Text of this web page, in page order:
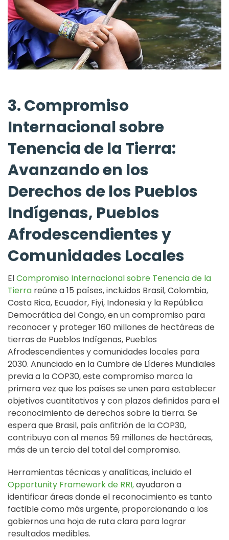
3. Compromiso
Internacional sobre
Tenencia de la Tierra:
Avanzando en los
Derechos de los Pueblos
Indígenas, Pueblos
Afrodescendientes y
Comunidades Locales
ElCompromiso Internacional sobre Tenencia de la
Tierra reúne a 15 países, incluidos Brasil, Colombia,
Costa Rica, Ecuador, Fiyi, Indonesia y la República
Democrática del Congo, en un compromiso para
reconocer y proteger 160 millones de hectáreas de
tierras de Pueblos Indígenas, Pueblos
Afrodescendientes y comunidades locales para
2030. Anunciado en la Cumbre de Líderes Mundiales
previa a la COP30, este compromiso marca la
primera vez que los países se unen para establecer
objetivos cuantitativos y con plazos definidos para el
reconocimiento de derechos sobre la tierra. Se
espera que Brasil, país anfitrión de la COP30,
contribuya con al menos 59 millones de hectáreas,
más de un tercio del total del compromiso.
Herramientas técnicas y analíticas, incluido el
Opportunity Framework de RRI,ayudaron a
identificar áreas donde el reconocimiento es tanto
factible como más urgente, proporcionando a los
gobiernos una hoja de ruta clara para lograr
resultados medibles.